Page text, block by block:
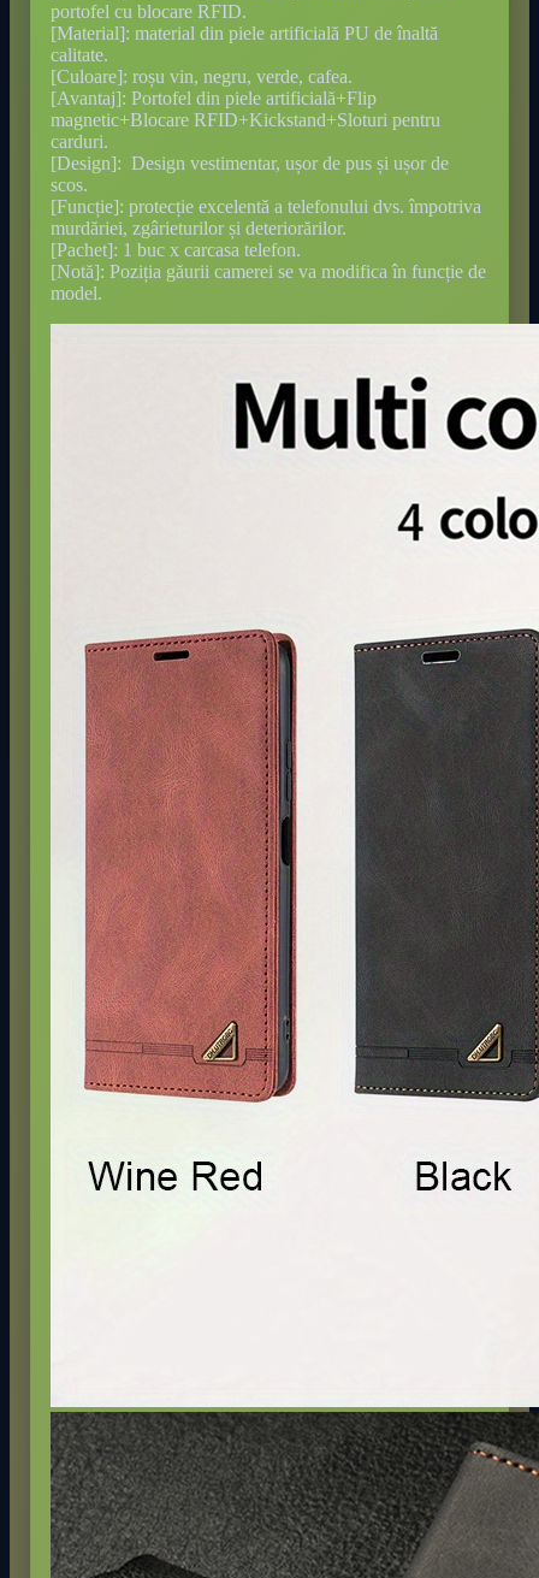
portofel cu blocare RFID.
[Material]: material din piele artificială PU de înaltă
calitate.
[Culoare]: roșu vin, negru, verde, cafea.
[Avantaj]: Portofel din piele artificială+Flip
magnetic+Blocare RFID+Kickstand+Sloturi pentru
carduri.
[Design]: Design vestimentar, ușor de pus și ușor de
scos.
[Funcție]: protecție excelentă a telefonului dvs. împotriva
murdăriei, zgârieturilor și deteriorărilor.
[Pachet]: 1 buc x carcasa telefon.
[Notă]: Poziția găurii camerei se va modifica în funcție de
model.